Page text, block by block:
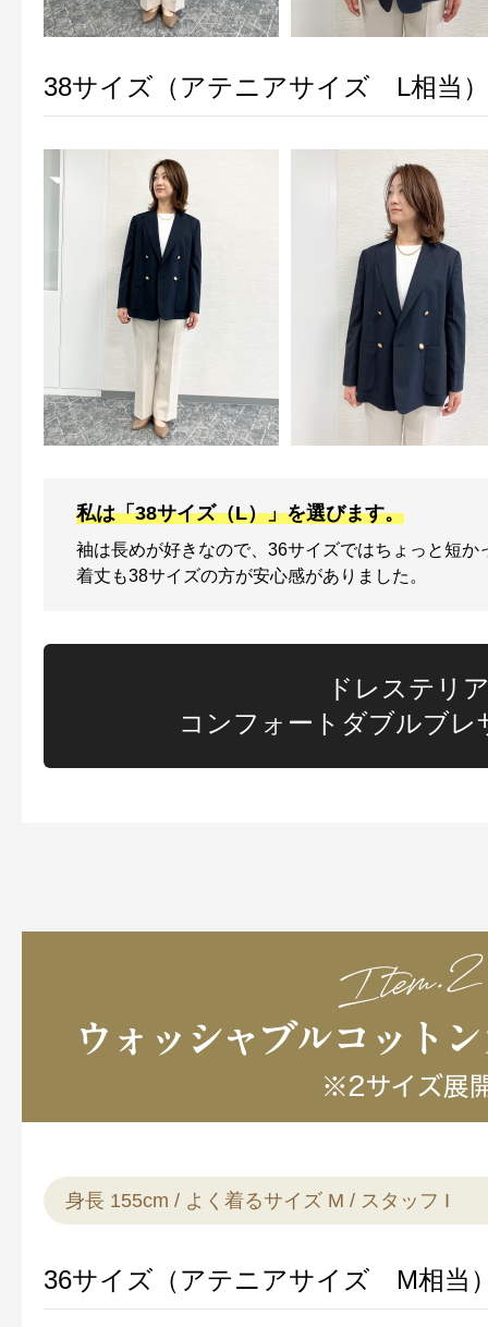
38サイズ（アテニアサイズ L相当）
私は「38サイズ（L）」を選びます。
袖は長めが好きなので、36サイズではちょっと短か
着丈も38サイズの方が安心感がありました。
ドレステリ
コンフォートダブルブレ
身長 155cm / よく着るサイズ M / スタッフ I
36サイズ（アテニアサイズ M相当